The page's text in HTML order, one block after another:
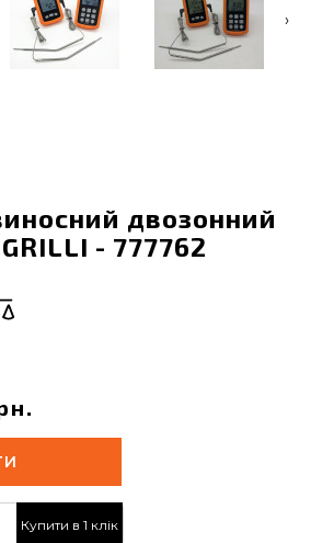
›
двозонний
- 777762
Купити в 1 клік